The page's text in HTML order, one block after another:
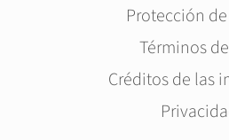
navegación
Protección
Términos
Créditos de las